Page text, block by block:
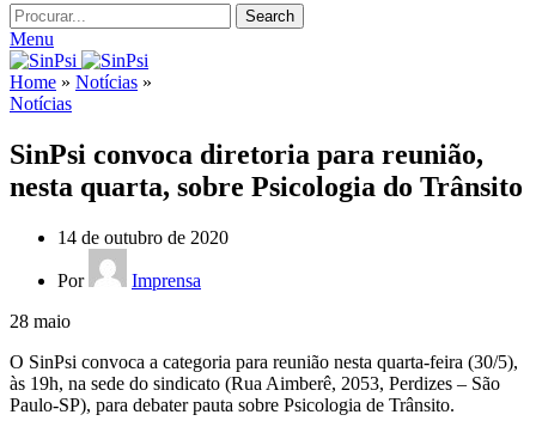
Search
Menu
Home » Notícias »
Notícias
SinPsi convoca diretoria para reunião,
nesta quarta, sobre Psicologia do Trânsito
14 de outubro de 2020
Por
Imprensa
28 maio
O SinPsi convoca a categoria para reunião nesta quarta-feira (30/5),
às 19h, na sede do sindicato (Rua Aimberê, 2053, Perdizes – São
Paulo-SP), para debater pauta sobre Psicologia de Trânsito.